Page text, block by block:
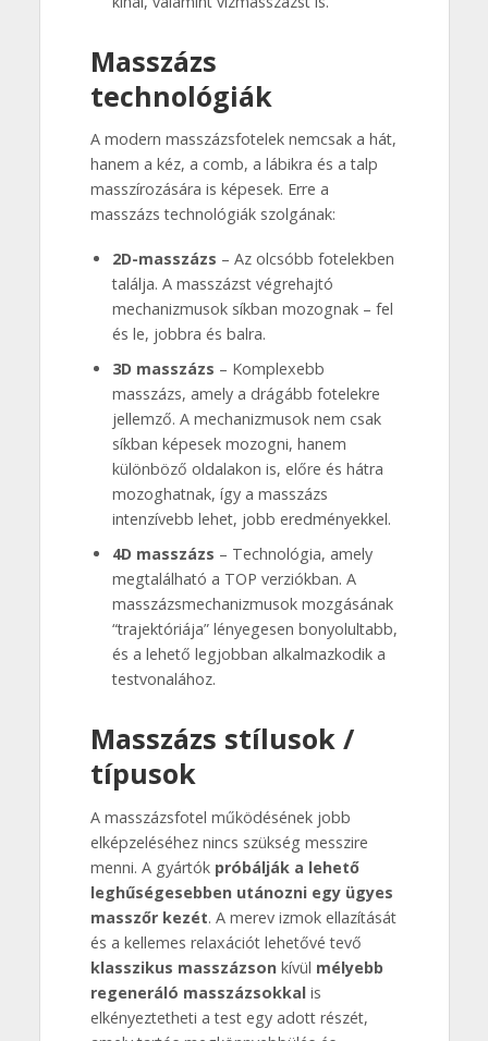
Masszázs
technológiák
A modern masszázsfotelek nemcsak a hát,
hanem a kéz, a comb, a lábikra és a talp
masszírozására is képesek. Erre a
masszázs technológiák szolgának:
2D-masszázs – Az olcsóbb fotelekben
találja. A masszázst végrehajtó
mechanizmusok síkban mozognak – fel
és le, jobbra és balra.
3D masszázs – Komplexebb
masszázs, amely a drágább fotelekre
jellemző. A mechanizmusok nem csak
síkban képesek mozogni, hanem
különböző oldalakon is, előre és hátra
mozoghatnak, így a masszázs
intenzívebb lehet, jobb eredményekkel.
4D masszázs – Technológia, amely
megtalálható a TOP verziókban. A
masszázsmechanizmusok mozgásának
“trajektóriája” lényegesen bonyolultabb,
és a lehető legjobban alkalmazkodik a
testvonalához.
Masszázs stílusok /
típusok
A masszázsfotel működésének jobb
elképzeléséhez nincs szükség messzire
menni. A gyártók próbálják a lehető
leghűségesebben utánozni egy ügyes
masszőr kezét. A merev izmok ellazítását
és a kellemes relaxációt lehetővé tevő
klasszikus masszázsonkívül mélyebb
regeneráló masszázsokkalis
elkényeztetheti a test egy adott részét,